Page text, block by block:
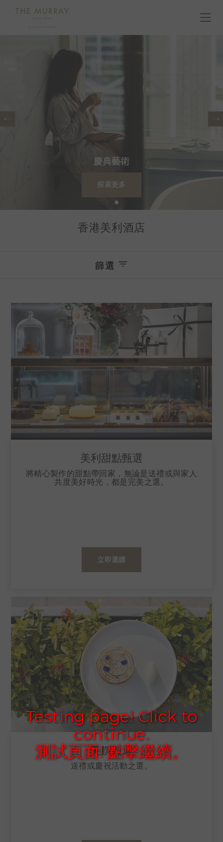
慶典藝術
探索更多
香港美利酒店
篩選
美利甜點甄選
將精心製作的甜點帶回家，無論是送禮或與家人
共度美好時光，都是完美之選。
立即選購
美饌甄選​
送禮或慶祝活動之選。
Testing page! Click to
continue.
測試頁面! 點擊繼續。